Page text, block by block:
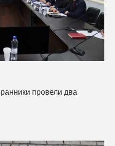
провели два